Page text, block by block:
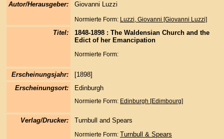
Autor/Herausgeber:
Giovanni Luzzi
Normierte Form: Luzzi, Giovanni [Giovanni Luzzi]
Titel:
1848-1898 : The Waldensian Church and the
Edict of her Emancipation
Normierte Form:
Erscheinungsjahr:
[1898]
Erscheinungsort:
Edinburgh
Normierte Form: Edinburgh [Edimbourg]
Verlag/Drucker: Turnbull and Spears
Normierte Form: Turnbull & Spears